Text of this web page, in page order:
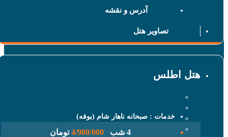
آدرس و نقشه
تصاویر هتل
اطلس
خدمات : صبحانه ناهار شام (بوفه)
4/900/000 تومان